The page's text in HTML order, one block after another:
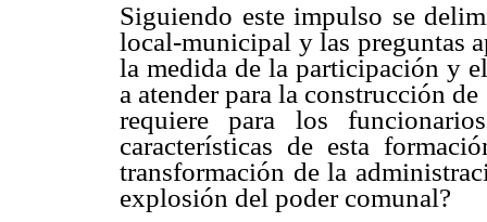
Siguiendo este impulso se
local-municipal y las preguntas
la medida de la participación y
a atender para la construcción
requiere para los
características de esta
transformación de la
explosión del poder comunal?